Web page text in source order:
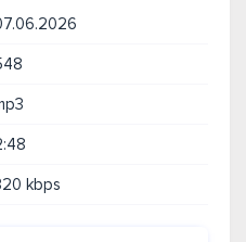
kbps